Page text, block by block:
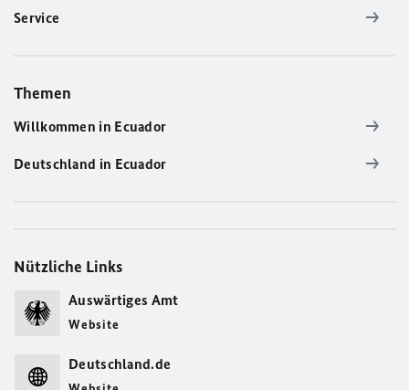
Service
Themen
Willkommen in Ecuador
Deutschland in Ecuador
Nützliche Links
Auswärtiges Amt
Website
Deutschland.de